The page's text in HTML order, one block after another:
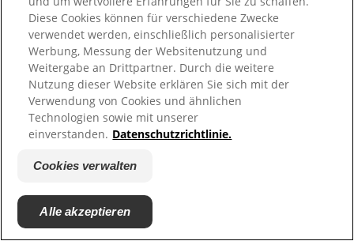
Produkte
Mundgesundheitstipps
elmex für
Schmerzempfindlichkeit
Kariesschutz
Kinderzahnpflege
Zahnschmelzschutz
Diese Cookies können für verschiedene Zwecke
verwendet werden, einschließlich personalisierter
Werbung, Messung der Websitenutzung und
Weitergabe an Drittpartner. Durch die weitere
Nutzung dieser Website erklären Sie sich mit der
Verwendung von Cookies und ähnlichen
Technologien sowie mit unserer
einverstanden. Datenschutzrichtlinie.
Cookies verwalten
Alle akzeptieren